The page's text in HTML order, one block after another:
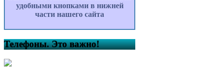
удобными кнопками в нижней
части нашего сайта
Телефоны. Это важно!